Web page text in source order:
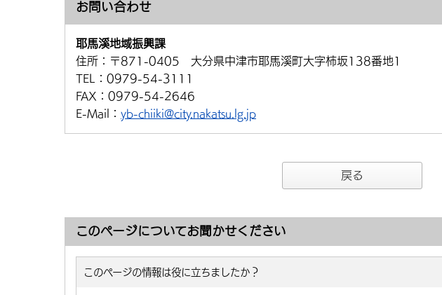
お問い合わせ
耶馬溪地域振興課
住所： 〒871-0405 大分県中津市耶馬溪町大字柿坂138番地1
TEL： 0979-54-3111
FAX： 0979-54-2646
E-Mail： yb-chiiki@city.nakatsu.lg.jp
戻る
このページについてお聞かせください